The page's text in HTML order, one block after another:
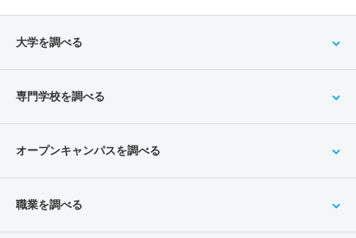
大学を調べる
専門学校を調べる
オープンキャンパスを調べる
職業を調べる